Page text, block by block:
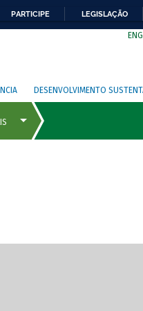
PARTICIPE LEGISLAÇÃO
DESENVOLVIMENTO
de